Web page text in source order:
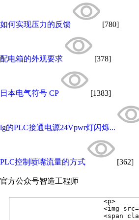
如何实现压力的反馈 [780]
配电箱的外观要求 [378]
日本电气符号 CP [1383]
lg的PLC接通电源24Vpwr灯闪烁...
PLC控制喷嘴流量的方式 [362]
官方公众号智造工程师